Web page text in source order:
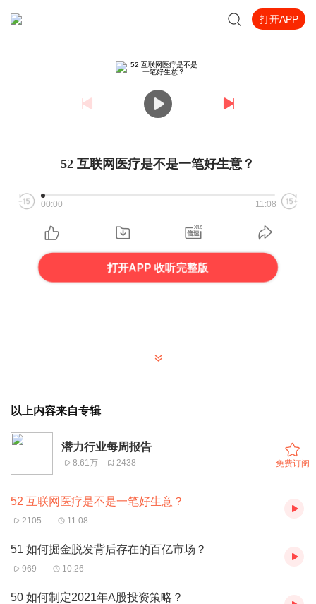
打开APP
52 互联网医疗是不是一笔好生意？
00:00 11:08
打开APP 收听完整版
以上内容来自专辑
潜力行业每周报告
8.61万 2438 免费订阅
52 互联网医疗是不是一笔好生意？
2105 11:08
51 如何掘金脱发背后存在的百亿市场？
969 10:26
50 如何制定2021年A股投资策略？